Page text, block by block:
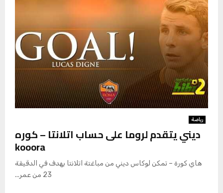
رياضة
ديني يتقدم لروما على حساب اتلانتا – كوره
kooora
هاي كورة – تمكن لوكاس ديني من مباغتة اتلانتا بهدف في الدقيقة
23 من عمر...